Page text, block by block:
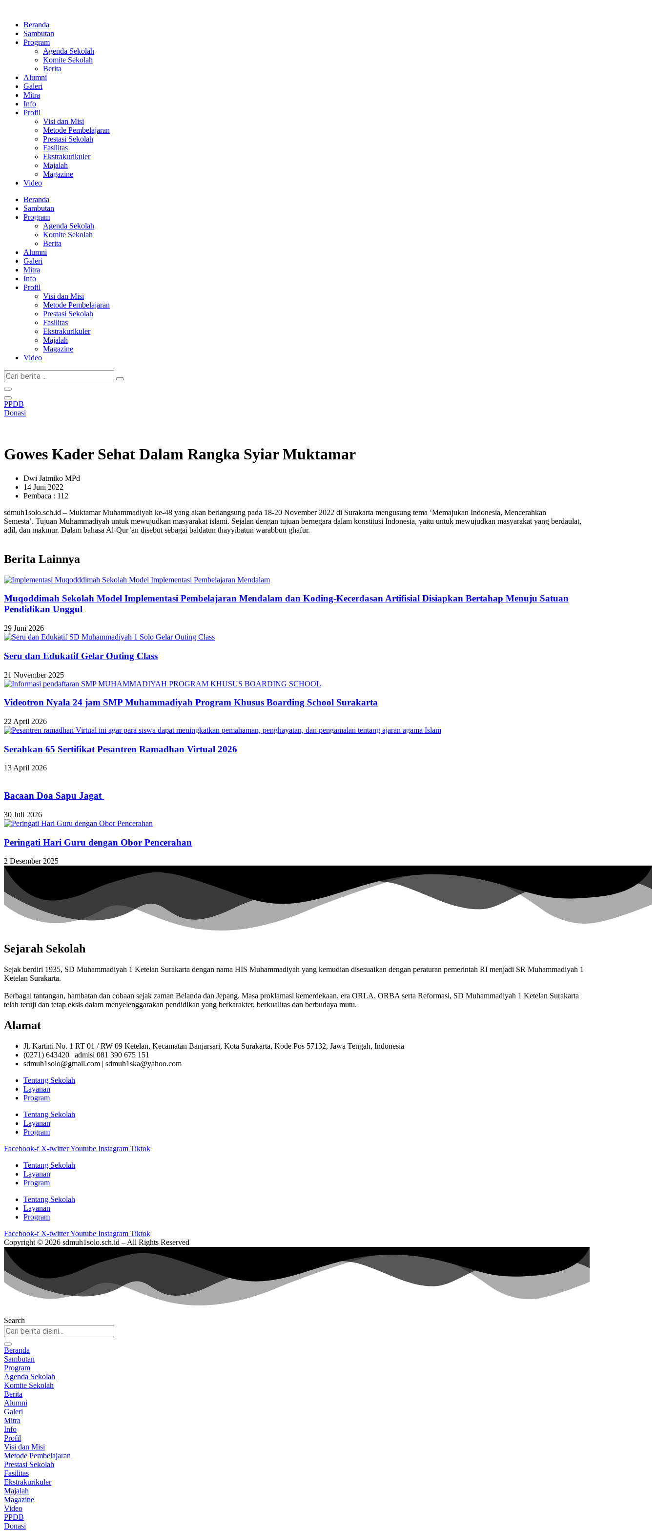
kontenBeranda
Sambutan
Program
Agenda Sekolah
Komite Sekolah
Berita
Alumni
Galeri
Mitra
Info
Profil
Visi dan Misi
Metode Pembelajaran
Prestasi Sekolah
Fasilitas
Ekstrakurikuler
Majalah
Magazine
Video
Beranda
Sambutan
Program
Agenda Sekolah
Komite Sekolah
Berita
Alumni
Galeri
Mitra
Info
Profil
Visi dan Misi
Metode Pembelajaran
Prestasi Sekolah
Fasilitas
Ekstrakurikuler
Majalah
Magazine
Video
Cari
berita
...
PPDB
Donasi
Gowes Kader Sehat Dalam Rangka Syiar Muktamar
Dwi Jatmiko MPd
14 Juni 2022
Pembaca : 112
sdmuh1solo.sch.id – Muktamar Muhammadiyah ke-48 yang akan berlangsung pada 18-20 November 2022 di Surakarta mengusung tema ‘Memajukan Indonesia, Mencerahkan
Semesta’. Tujuan Muhammadiyah untuk mewujudkan masyarakat islami. Sejalan dengan tujuan bernegara dalam konstitusi Indonesia, yaitu untuk mewujudkan masyarakat yang berdaulat,
adil, dan makmur. Dalam bahasa Al-Qur’an disebut sebagai baldatun thayyibatun warabbun ghafur.
Berita Lainnya
Muqoddimah Sekolah Model Implementasi Pembelajaran Mendalam dan Koding-Kecerdasan Artifisial Disiapkan Bertahap Menuju Satuan
Pendidikan Unggul
29 Juni 2026
Seru dan Edukatif Gelar Outing Class
21 November 2025
Videotron Nyala 24 jam SMP Muhammadiyah Program Khusus Boarding School Surakarta
22 April 2026
Serahkan 65 Sertifikat Pesantren Ramadhan Virtual 2026
13 April 2026
Bacaan Doa Sapu Jagat
30 Juli 2026
Peringati Hari Guru dengan Obor Pencerahan
2 Desember 2025
Sejarah Sekolah
Sejak berdiri 1935, SD Muhammadiyah 1 Ketelan Surakarta dengan nama HIS Muhammadiyah yang kemudian disesuaikan dengan peraturan pemerintah RI menjadi SR Muhammadiyah 1
Ketelan Surakarta.
Berbagai tantangan, hambatan dan cobaan sejak zaman Belanda dan Jepang. Masa proklamasi kemerdekaan, era ORLA, ORBA serta Reformasi, SD Muhammadiyah 1 Ketelan Surakarta
telah teruji dan tetap eksis dalam menyelenggarakan pendidikan yang berkarakter, berkualitas dan berbudaya mutu.
Alamat
Jl. Kartini No. 1 RT 01 / RW 09 Ketelan, Kecamatan Banjarsari, Kota Surakarta, Kode Pos 57132, Jawa Tengah, Indonesia
(0271) 643420 | admisi 081 390 675 151
sdmuh1solo@gmail.com | sdmuh1ska@yahoo.com
Tentang Sekolah
Layanan
Program
Tentang Sekolah
Layanan
Program
Facebook-f X-twitterYoutube Instagram Tiktok
Tentang Sekolah
Layanan
Program
Tentang Sekolah
Layanan
Program
Facebook-f X-twitterYoutube Instagram Tiktok
Copyright © 2026 sdmuh1solo.sch.id – All Rights Reserved
Search
Beranda
Sambutan
Program
Agenda Sekolah
Komite Sekolah
Berita
Alumni
Galeri
Mitra
Info
Profil
Visi dan Misi
Metode Pembelajaran
Prestasi Sekolah
Fasilitas
Ekstrakurikuler
Majalah
Magazine
Video
PPDB
Donasi